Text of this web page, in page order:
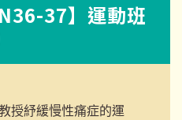
37】運動班
授紓緩慢性痛症的運